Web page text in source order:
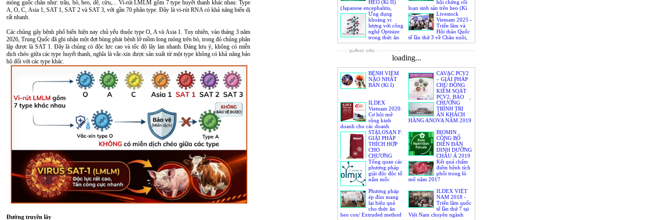
móng guốc chẵn như: trâu, bò, heo, dê, cừu,... Vi-rút LMLM gồm 7 type huyết thanh khác nhau: Type
A, O, C, Asia 1, SAT 1, SAT 2 và SAT 3, với gần 70 phân type. Đây là vi-rút RNA có khả năng biến dị
rất nhanh.
Các chủng gây bệnh phổ biến hiện nay chủ yếu thuộc type O, A và Asia 1. Tuy nhiên, vào tháng 3 năm
2026, Trung Quốc đã ghi nhận một đợt bùng phát bệnh lở mồm long móng trên bò, trong đó chủng phân
lập được là SAT 1. Đây là chủng có độc lực cao và tốc độ lây lan nhanh. Đáng lưu ý, không có miễn
dịch chéo giữa các type huyết thanh, nghĩa là vắc-xin được sản xuất từ một type không có khả năng bảo
hộ đối với các type khác.
Đường truyền lây
hội chứng rối
loạn sinh sản trên heo (Kì
III)
HEO (Kì II)
(Japanese encephalitis,
Japanese B encephalitis)
Livestock
Vietnam 2025 -
Triển lãm và
Hội thảo Quốc
tế lần thứ 3 về Chăn nuôi,
Thức ăn, Sức khỏe vật
biến thịt
Ứng dụng
khoáng vi
lượng với công
nghệ Optisize
trong thức ăn
chăn nuôi, giải pháp cho
chăn nuôi bền vững
loading...
CAVAC PCV2
– GIẢI PHÁP
CHỦ ĐỘNG
KIỂM SOÁT
PCV2, BẢO
VỆ HIỆU QUẢ
ĐÀN HEO
BỆNH VIÊM
NÃO NHẬT
BẢN (Kì I)
CHƯƠNG
TRÌNH TRI
ÂN KHÁCH
HÀNG ANOVA NĂM 2019
ILDEX
Vietnam 2020:
Cơ hội mở
rộng kinh
doanh cho các doanh
nghiệp trong ngành chăn
nuôi
BIOMIN
CÔNG BỐ
DIỄN ĐÀN
DINH DƯỠNG
CHÂU Á 2019
STALOSAN F:
GIẢI PHÁP
THÍCH HỢP
CHO
CHƯƠNG
TRÌNH
PHÒNG
CHỐNG DỊCH TẢ HEO
CHÂU PHI (ASF)
Kết quả chấm
điểm bệnh tích
phổi trong lò
mổ năm 2017
Tổng quan các
phương pháp
giải độc độc tố
nấm mốc
ILDEX VIỆT
NAM 2018 -
Triển lãm quốc
tế lần thứ 7 tại
Việt Nam chuyên ngành
Phương pháp
ép đùn mang
lại hiệu quả
cho thức ăn
heo con/ Extruded method